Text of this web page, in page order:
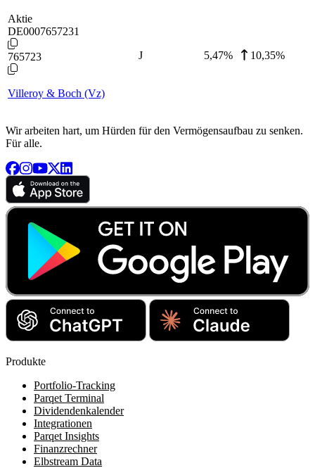
Aktie
DE0007657231
765723
Villeroy & Boch (Vz)
J 5,47% 10,35%
Wir arbeiten hart, um Hürden für den Vermögensaufbau zu senken.
Für alle.
Produkte
Portfolio-Tracking
Parqet Terminal
Dividendenkalender
Integrationen
Parqet Insights
Finanzrechner
Elbstream Data